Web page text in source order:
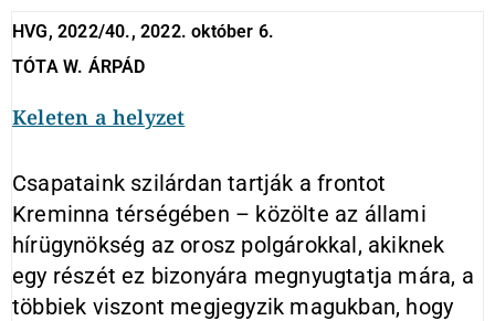
HVG, 2022/40., 2022. október 6.
TÓTA W. ÁRPÁD
Keleten a helyzet
Csapataink szilárdan tartják a frontot
Kreminna térségében – közölte az állami
hírügynökség az orosz polgárokkal, akiknek
egy részét ez bizonyára megnyugtatja mára, a
többiek viszont megjegyzik magukban, hogy